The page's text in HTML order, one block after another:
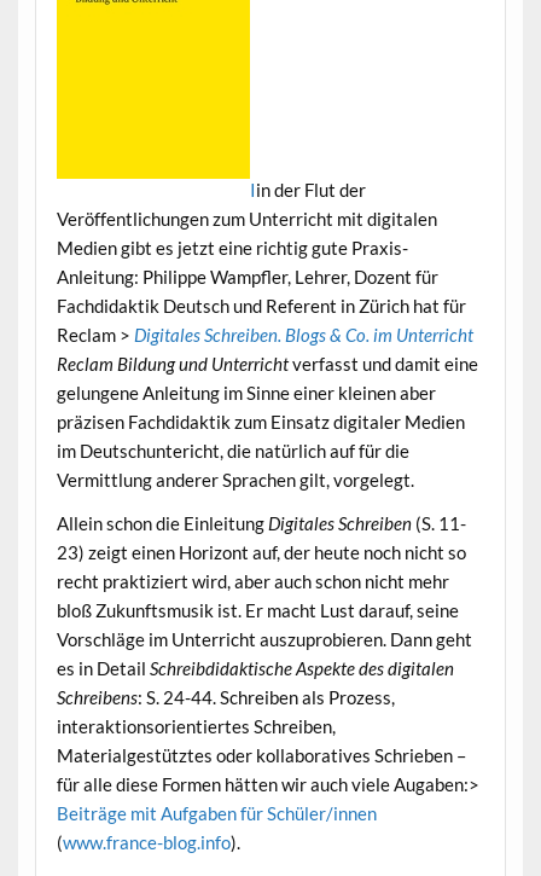
Iin der Flut der
Veröffentlichungen zum Unterricht mit digitalen
Medien gibt es jetzt eine richtig gute Praxis-
Anleitung: Philippe Wampfler, Lehrer, Dozent für
Fachdidaktik Deutsch und Referent in Zürich hat für
Reclam > Digitales Schreiben. Blogs & Co. im Unterricht
Reclam Bildung und Unterrichtverfasst und damit eine
gelungene Anleitung im Sinne einer kleinen aber
präzisen Fachdidaktik zum Einsatz digitaler Medien
im Deutschuntericht, die natürlich auf für die
Vermittlung anderer Sprachen gilt, vorgelegt.
Allein schon die Einleitung Digitales Schreiben(S. 11-
23) zeigt einen Horizont auf, der heute noch nicht so
recht praktiziert wird, aber auch schon nicht mehr
bloß Zukunftsmusik ist. Er macht Lust darauf, seine
Vorschläge im Unterricht auszuprobieren. Dann geht
es in Detail Schreibdidaktische Aspekte des digitalen
Schreibens: S. 24-44. Schreiben als Prozess,
interaktionsorientiertes Schreiben,
Materialgestütztes oder kollaboratives Schrieben –
für alle diese Formen hätten wir auch viele Augaben:>
Beiträge mit Aufgaben für Schüler/innen
(www.france-blog.info).